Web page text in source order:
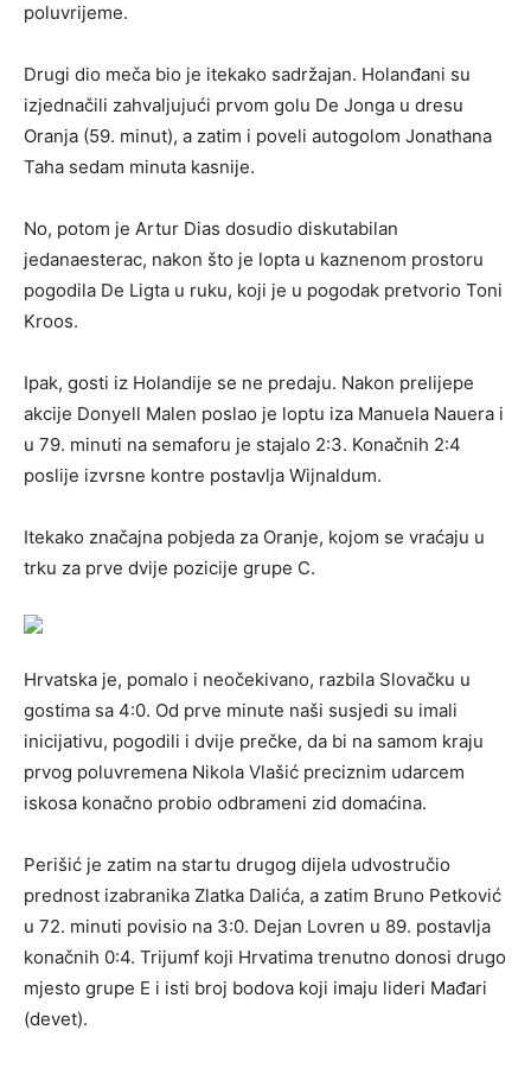
poluvrijeme.
Drugi dio meča bio je itekako sadržajan. Holanđani su
izjednačili zahvaljujući prvom golu De Jonga u dresu
Oranja (59. minut), a zatim i poveli autogolom Jonathana
Taha sedam minuta kasnije.
No, potom je Artur Dias dosudio diskutabilan
jedanaesterac, nakon što je lopta u kaznenom prostoru
pogodila De Ligta u ruku, koji je u pogodak pretvorio Toni
Kroos.
Ipak, gosti iz Holandije se ne predaju. Nakon prelijepe
akcije Donyell Malen poslao je loptu iza Manuela Nauera i
u 79. minuti na semaforu je stajalo 2:3. Konačnih 2:4
poslije izvrsne kontre postavlja Wijnaldum.
Itekako značajna pobjeda za Oranje, kojom se vraćaju u
trku za prve dvije pozicije grupe C.
Hrvatska je, pomalo i neočekivano, razbila Slovačku u
gostima sa 4:0. Od prve minute naši susjedi su imali
inicijativu, pogodili i dvije prečke, da bi na samom kraju
prvog poluvremena Nikola Vlašić preciznim udarcem
iskosa konačno probio odbrameni zid domaćina.
Perišić je zatim na startu drugog dijela udvostručio
prednost izabranika Zlatka Dalića, a zatim Bruno Petković
u 72. minuti povisio na 3:0. Dejan Lovren u 89. postavlja
konačnih 0:4. Trijumf koji Hrvatima trenutno donosi drugo
mjesto grupe E i isti broj bodova koji imaju lideri Mađari
(devet).